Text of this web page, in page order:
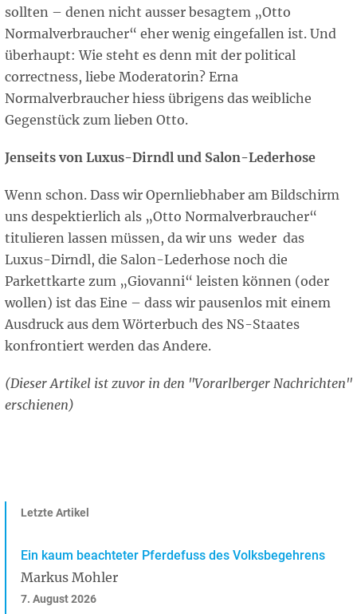
sollten – denen nicht ausser besagtem „Otto
Normalverbraucher“ eher wenig eingefallen ist. Und
überhaupt: Wie steht es denn mit der political
correctness, liebe Moderatorin? Erna
Normalverbraucher hiess übrigens das weibliche
Gegenstück zum lieben Otto.
Jenseits von Luxus-Dirndl und Salon-Lederhose
Wenn schon. Dass wir Opernliebhaber am Bildschirm
uns despektierlich als „Otto Normalverbraucher“
titulieren lassen müssen, da wir uns weder das
Luxus-Dirndl, die Salon-Lederhose noch die
Parkettkarte zum „Giovanni“ leisten können (oder
wollen) ist das Eine – dass wir pausenlos mit einem
Ausdruck aus dem Wörterbuch des NS-Staates
konfrontiert werden das Andere.
(Dieser Artikel ist zuvor in den "Vorarlberger Nachrichten"
erschienen)
Letzte Artikel
Ein kaum beachteter Pferdefuss des Volksbegehrens
Markus Mohler
7. August 2026